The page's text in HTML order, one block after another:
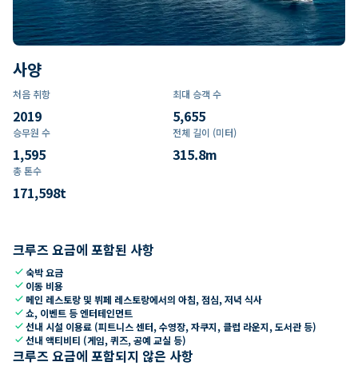
사양
처음 취항
2019
최대 승객 수
5,655
승무원 수
1,595
전체 길이 (미터)
315.8m
총 톤수
171,598t
크루즈 요금에 포함된 사항
check숙박 요금
check 이동 비용
check 메인 레스토랑 및 뷔페 레스토랑에서의 아침, 점심, 저녁 식사
check쇼, 이벤트 등 엔터테인먼트
check선내 시설 이용료 (피트니스 센터, 수영장, 자쿠지, 클럽 라운지, 도서관 등)
check선내 액티비티 (게임, 퀴즈, 공예 교실 등)
크루즈 요금에 포함되지 않은 사항